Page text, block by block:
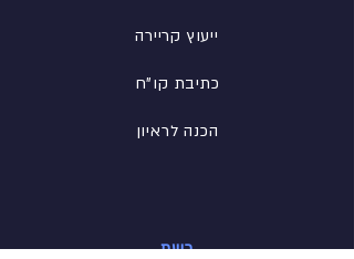
ייעוץ קריירה
כתיבת קו"ח
הכנה לראיון
רשת